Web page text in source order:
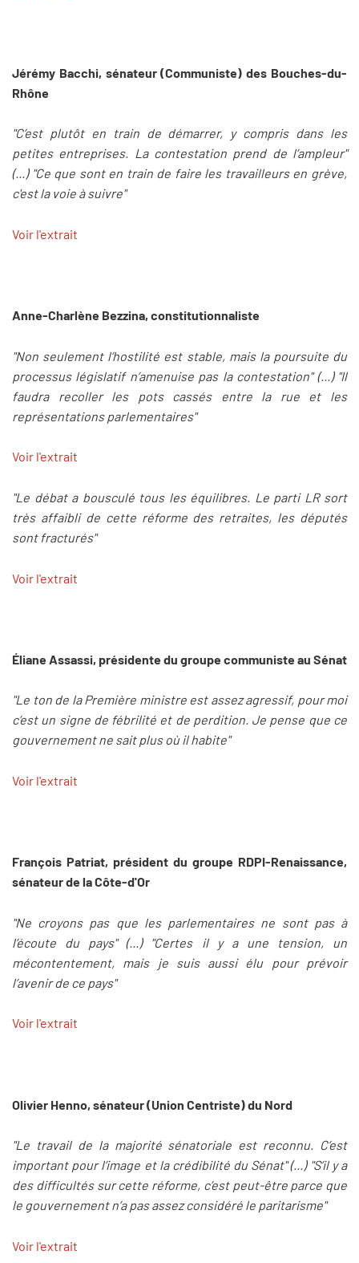
Jérémy Bacchi, sénateur (Communiste) des Bouches-du-
Rhône
"C’est plutôt en train de démarrer, y compris dans les
petites entreprises. La contestation prend de l’ampleur"
(...) "Ce que sont en train de faire les travailleurs en grève,
c'est la voie à suivre"
Voir l'extrait
Anne-Charlène Bezzina, constitutionnaliste
"Non seulement l’hostilité est stable, mais la poursuite du
processus législatif n’amenuise pas la contestation" (...) "Il
faudra recoller les pots cassés entre la rue et les
représentations parlementaires"
Voir l'extrait
"Le débat a bousculé tous les équilibres. Le parti LR sort
très affaibli de cette réforme des retraites, les députés
sont fracturés"
Voir l'extrait
Éliane Assassi, présidente du groupe communiste au Sénat
"Le ton de la Première ministre est assez agressif, pour moi
c’est un signe de fébrilité et de perdition. Je pense que ce
gouvernement ne sait plus où il habite"
Voir l'extrait
François Patriat, président du groupe RDPI-Renaissance,
sénateur de la Côte-d'Or
"Ne croyons pas que les parlementaires ne sont pas à
l’écoute du pays" (...) "Certes il y a une tension, un
mécontentement, mais je suis aussi élu pour prévoir
l’avenir de ce pays"
Voir l'extrait
Olivier Henno, sénateur (Union Centriste) du Nord
"Le travail de la majorité sénatoriale est reconnu. C’est
important pour l’image et la crédibilité du Sénat" (...) "S’il y a
des difficultés sur cette réforme, c’est peut-être parce que
le gouvernement n’a pas assez considéré le paritarisme"
Voir l'extrait